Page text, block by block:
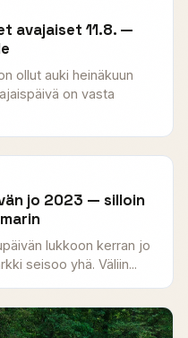
avajaiset 11.8. —
ollut auki heinäkuun
on vasta
jo 2023 — silloin
lukkoon kerran jo
seisoo yhä. Väliin...